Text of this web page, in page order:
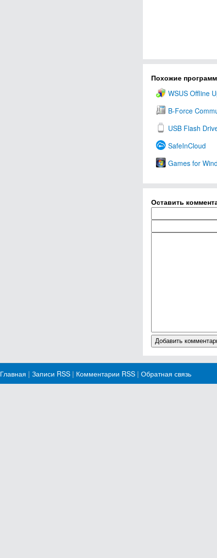
Похожие
WSUS Offline
B-Force
USB Flash
SafeInCloud
Games for
Оставить
Главная | Записи RSS | Комментарии RSS | Обратная связь